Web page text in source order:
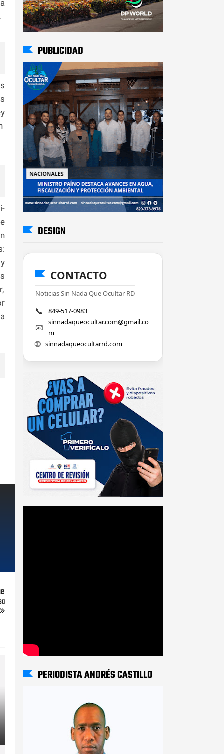
PUBLICIDAD
DESIGN
CONTACTO
Noticias Sin Nada Que Ocultar RD
📞 849-517-0983
📧
sinnadaqueocultar.com@gmail.co
m
🌐 sinnadaqueocultarrd.com
PERIODISTA ANDRÉS CASTILLO